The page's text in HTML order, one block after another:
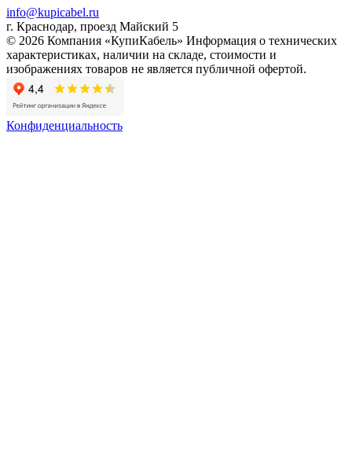
info@kupicabel.ru
г. Краснодар, проезд Майский 5
© 2026 Компания «КупиКабель» Информация о технических
характеристиках, наличии на складе, стоимости и
изображениях товаров не является публичной офертой.
Конфиденциальность